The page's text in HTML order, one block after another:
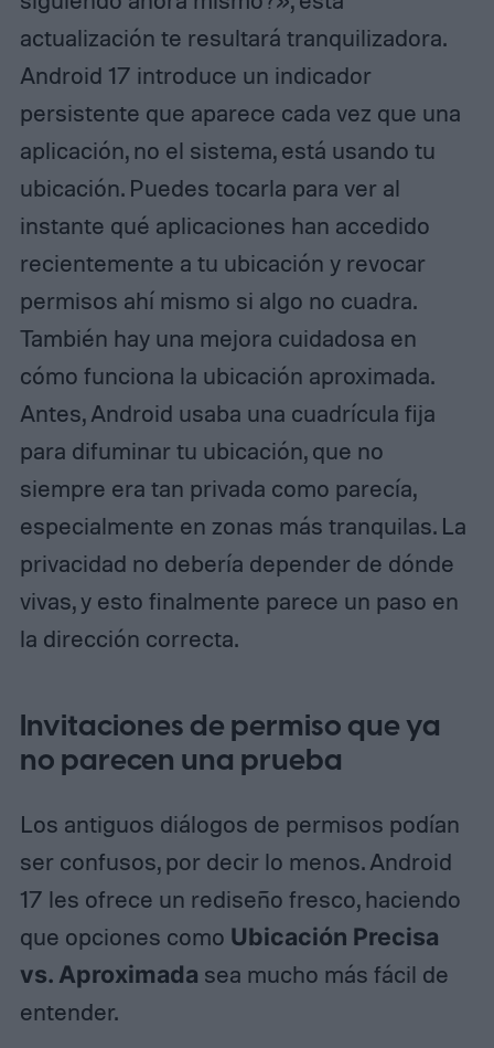
actualización te resultará tranquilizadora.
Android 17 introduce un indicador
persistente que aparece cada vez que una
aplicación, no el sistema, está usando tu
ubicación. Puedes tocarla para ver al
instante qué aplicaciones han accedido
recientemente a tu ubicación y revocar
permisos ahí mismo si algo no cuadra.
También hay una mejora cuidadosa en
cómo funciona la ubicación aproximada.
Antes, Android usaba una cuadrícula fija
para difuminar tu ubicación, que no
siempre era tan privada como parecía,
especialmente en zonas más tranquilas. La
privacidad no debería depender de dónde
vivas, y esto finalmente parece un paso en
la dirección correcta.
Invitaciones de permiso que ya
no parecen una prueba
Los antiguos diálogos de permisos podían
ser confusos, por decir lo menos. Android
17 les ofrece un rediseño fresco, haciendo
que opciones como Ubicación Precisa
vs. Aproximada sea mucho más fácil de
entender.